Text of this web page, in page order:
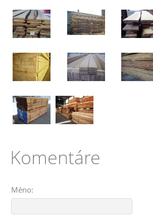
Komentáre
Méno: